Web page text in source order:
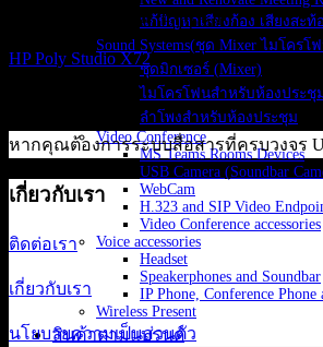
แก้ปัญหาเสียงก้อง เสียงสะท้
Sound Systems(ชุด Mixer ไมโคร
ชุดมิกเซอร์ (Mixer)
ไมโครโฟนสำหรับห้องประชุม
ลำโพงสำหรับห้องประชุม
Video Conference
MS Teams Rooms Devices
USB Camera (Soundbar
WebCam
H.323 and SIP Video
Video Conference accessories
Voice accessories
Headset
Speakerphones and Soundbar
IP Phone, Conference
Wireless Present
สินค้าตามแบรนด์
H.323 and SIP Video Endpoint
HP Poly Studio X72
หากคุณต้องการระบบสื่อสารที่ครบวงจร
เกี่ยวกับเรา
ติดต่อเรา
เกี่ยวกับเรา
นโยบายความเป็นส่วนตัว